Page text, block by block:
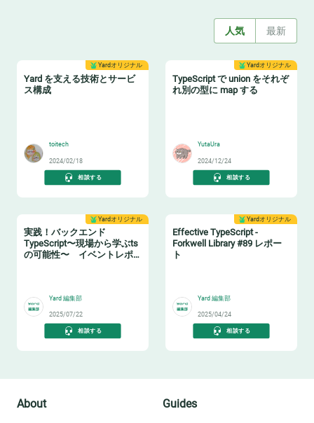
人気 最新
Yardオリジナル
Yard を支える技術とサービ
ス構成
toitech
2024/02/18
相談する
Yardオリジナル
TypeScript で union をそれぞ
れ別の型に map する
YutaUra
2024/12/24
相談する
Yardオリジナル
実践！バックエンド
TypeScript〜現場から学ぶts
の可能性〜 イベントレポ
Yard 編集部
2025/07/22
相談する
Yardオリジナル
Effective TypeScript -
Forkwell Library #89 レポー
ト
Yard 編集部
2025/04/24
相談する
About Guides